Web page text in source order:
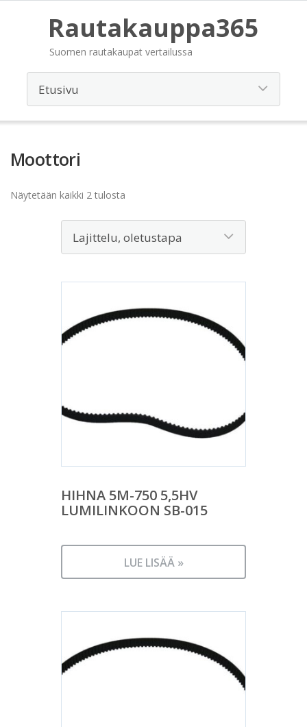
Rautakauppa365
Suomen rautakaupat vertailussa
Moottori
Näytetään kaikki 2 tulosta
HIHNA 5M-750 5,5HV
LUMILINKOON SB-015
LUE LISÄÄ »